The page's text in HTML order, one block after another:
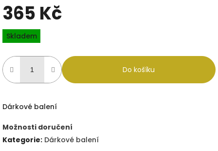
365 Kč
Měrná
cena:
Skladem
Do košíku
Dárkové balení
Možnosti doručení
Kategorie: Dárkové balení